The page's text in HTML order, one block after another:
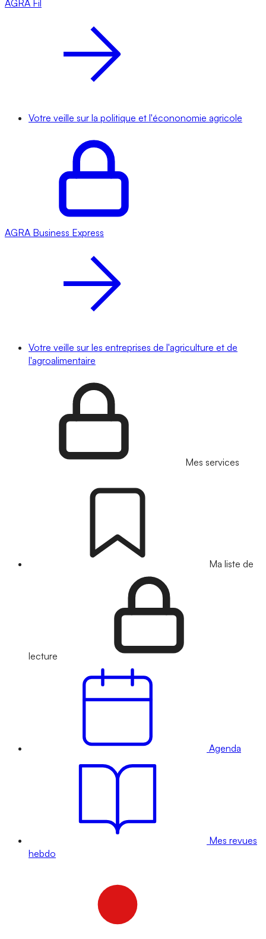
AGRA Fil
Votre veille sur la politique et l'écononomie agricole
AGRA Business Express
Votre veille sur les entreprises de l'agriculture et de
l'agroalimentaire
Mes services
Ma liste de
lecture
Agenda
Mes revues
hebdo